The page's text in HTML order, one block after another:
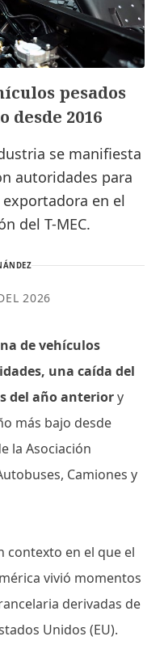
pesados
desde 2016
se manifiesta
autoridades para
en el
del T-MEC.
2026
de vehículos
una caída del
del año anteriory
más bajo desde
la Asociación
Camiones y
contexto en el que el
vivió momentos
derivadas de
Unidos (EU).